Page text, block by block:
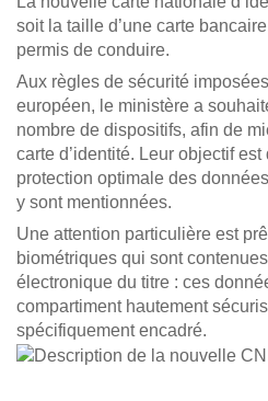
soit la taille d’une carte
permis de conduire.
Aux règles de sécurité
européen, le ministère a
nombre de dispositifs, afin de
carte d’identité. Leur objectif
protection optimale des
y sont mentionnées.
Une attention particulière est
biométriques qui sont
électronique du titre : ces
compartiment hautement
spécifiquement encadré.